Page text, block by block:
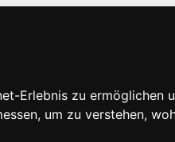
Erlebnis zu ermöglichen
um zu verstehen,